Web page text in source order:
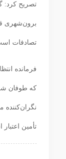
تصریح کرد:
برون‌شهری
تصادفات
فرمانده
که طوفان
نگران‌کننده
تأمین